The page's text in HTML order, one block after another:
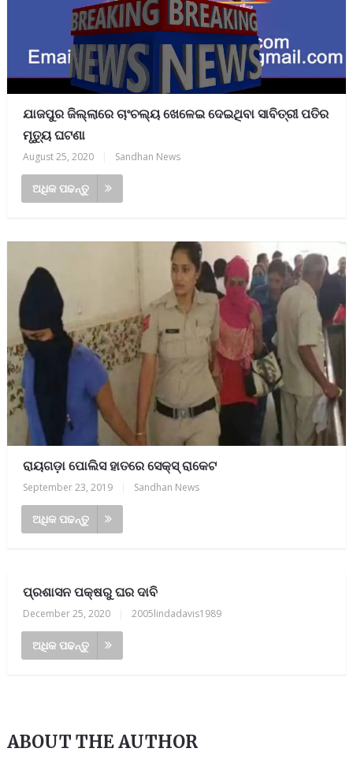
ଯାଜପୁର ଜିଲ୍ଲାରେ ଚାଂଚଲ୍ୟ ଖେଳେଇ ଦେଇଥିବା ସାବିତ୍ରୀ ପତିର
ମୃତୁ୍ୟ ଘଟଣା
August 25, 2020 Sandhan News
ଅଧିକ ପଢନ୍ତୁ
ରାୟଗଡ଼ା ପୋଲିସ ହାତରେ ସେକ୍ସ୍ ରାକେଟ
September 23, 2019 Sandhan News
ଅଧିକ ପଢନ୍ତୁ
ପ୍ରଶାସନ ପକ୍ଷରୁ ଘର ଦାବି
December 25, 2020 2005lindadavis1989
ଅଧିକ ପଢନ୍ତୁ
ABOUT THE AUTHOR